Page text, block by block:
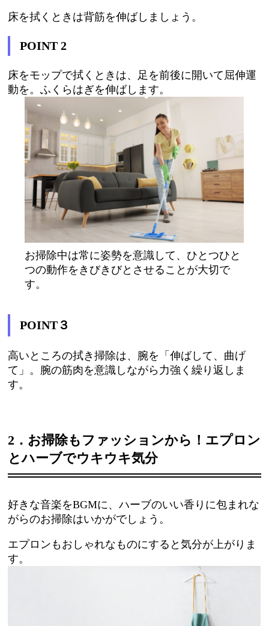
床を拭くときは背筋を伸ばしましょう。
POINT 2
床をモップで拭くときは、足を前後に開いて屈伸運
動を。ふくらはぎを伸ばします。
お掃除中は常に姿勢を意識して、ひとつひと
つの動作をきびきびとさせることが大切で
す。
POINT３
高いところの拭き掃除は、腕を「伸ばして、曲げ
て」。腕の筋肉を意識しながら力強く繰り返しま
す。
2．お掃除もファッションから！エプロン
とハーブでウキウキ気分
好きな音楽をBGMに、ハーブのいい香りに包まれな
がらのお掃除はいかがでしょう。
エプロンもおしゃれなものにすると気分が上がりま
す。